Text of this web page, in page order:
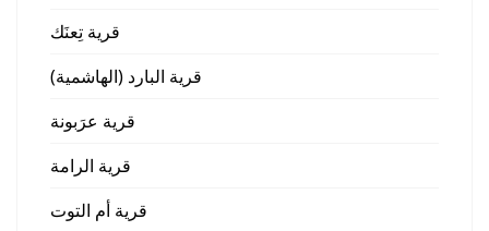
قرية تِعنَك
قرية البارد (الهاشمية)
قرية عرَبونة
قرية الرامة
قرية أم التوت